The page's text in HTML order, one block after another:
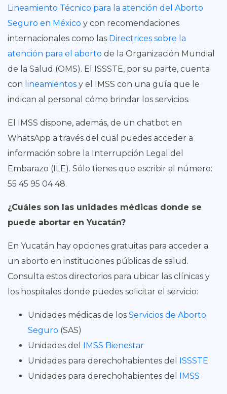
Lineamiento Técnico para la atención del Aborto
Seguro en México y con recomendaciones
internacionales como las Directrices sobre la
atención para el aborto de la Organización Mundial
de la Salud (OMS). El ISSSTE, por su parte, cuenta
con lineamientos y el IMSS con una guía que le
indican al personal cómo brindar los servicios.
El IMSS dispone, además, de un chatbot en
WhatsApp a través del cual puedes acceder a
información sobre la Interrupción Legal del
Embarazo (ILE). Sólo tienes que escribir al número:
55 45 95 04 48.
¿Cuáles son las unidades médicas donde se
puede abortar en Yucatán?
En Yucatán hay opciones gratuitas para acceder a
un aborto en instituciones públicas de salud.
Consulta estos directorios para ubicar las clínicas y
los hospitales donde puedes solicitar el servicio:
Unidades médicas de los Servicios de Aborto
Seguro (SAS)
Unidades del IMSS Bienestar
Unidades para derechohabientes del ISSSTE
Unidades para derechohabientes del IMSS